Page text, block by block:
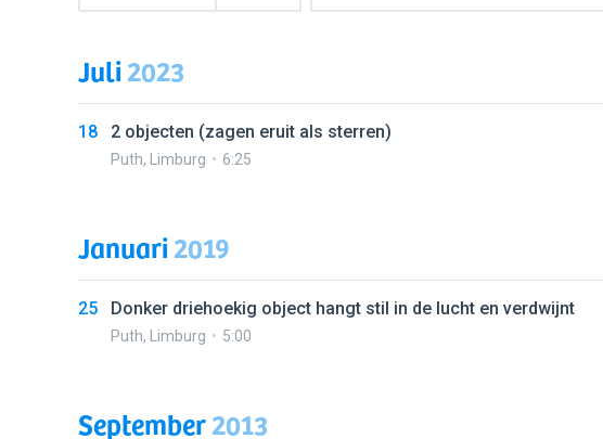
Juli2023
18 2 objecten (zagen eruit als sterren)
Puth, Limburg 6:25
Januari2019
25 Donker driehoekig object hangt stil in de lucht en verdwijnt
Puth, Limburg 5:00
September2013